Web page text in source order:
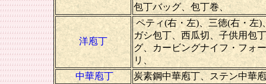
包丁バッグ、包丁巻、
洋庖丁
ペティ(右・左)、三徳(右・左)
ガシ包丁、西瓜切、子供用包
グ、カービングナイフ・フォ
リ、
中華庖丁
炭素鋼中華庖丁、ステン中華